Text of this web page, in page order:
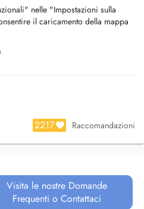
nelle "Impostazioni sulla
il caricamento della mappa
2217 Raccomandazioni
Visita le nostre Domande
Frequenti o Contattaci